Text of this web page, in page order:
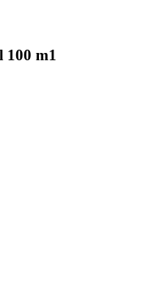
100 m1